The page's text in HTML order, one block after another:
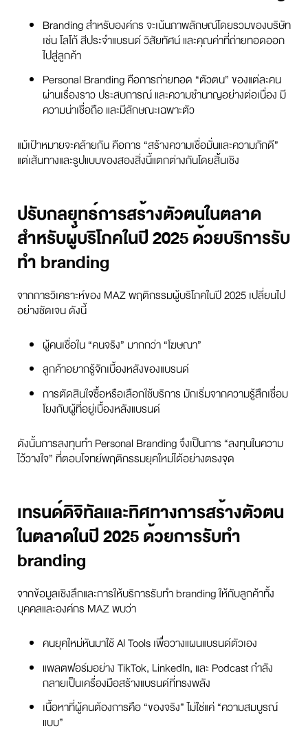
Branding สำหรับองค์กร จะเน้นภาพลักษณ์โดยรวมของบริษัท
เช่น โลโก้ สีประจำแบรนด์ วิสัยทัศน์ และคุณค่าที่ถ่ายทอดออก
ไปสู่ลูกค้า
Personal Branding คือการถ่ายทอด “ตัวตน” ของแต่ละคน
ผ่านเรื่องราว ประสบการณ์ และความชำนาญอย่างต่อเนื่อง มี
ความน่าเชื่อถือ และมีลักษณะเฉพาะตัว
แม้เป้าหมายจะคล้ายกัน คือการ “สร้างความเชื่อมั่นและความภักดี”
แต่เส้นทางและรูปแบบของสองสิ่งนี้แตกต่างกันโดยสิ้นเชิง
ปรับกลยุทธ์การสร้างตัวตนในตลาด
สำหรับผู้บริโภคในปี 2025 ด้วยบริการรับ
ทำ branding
จากการวิเคราะห์ของ MAZ พฤติกรรมผู้บริโภคในปี 2025 เปลี่ยนไป
อย่างชัดเจน ดังนี้
ผู้คนเชื่อใน “คนจริง” มากกว่า “โฆษณา”
ลูกค้าอยากรู้จักเบื้องหลังของแบรนด์
การตัดสินใจซื้อหรือเลือกใช้บริการ มักเริ่มจากความรู้สึกเชื่อม
โยงกับผู้ที่อยู่เบื้องหลังแบรนด์
ดังนั้นการลงทุนทำ Personal Branding จึงเป็นการ “ลงทุนในความ
ไว้วางใจ” ที่ตอบโจทย์พฤติกรรมยุคใหม่ได้อย่างตรงจุด
เทรนด์ดิจิทัลและทิศทางการสร้างตัวตน
ในตลาดในปี 2025 ด้วยการรับทำ
branding
จากข้อมูลเชิงลึกและการให้บริการรับทำ branding ให้กับลูกค้าทั้ง
บุคคลและองค์กร MAZ พบว่า
คนยุคใหม่หันมาใช้ AI Tools เพื่อวางแผนแบรนด์ตัวเอง
แพลตฟอร์มอย่าง TikTok, LinkedIn, และ Podcast กำลัง
กลายเป็นเครื่องมือสร้างแบรนด์ที่ทรงพลัง
เนื้อหาที่ผู้คนต้องการคือ “ของจริง” ไม่ใช่แค่ “ความสมบูรณ์
แบบ”